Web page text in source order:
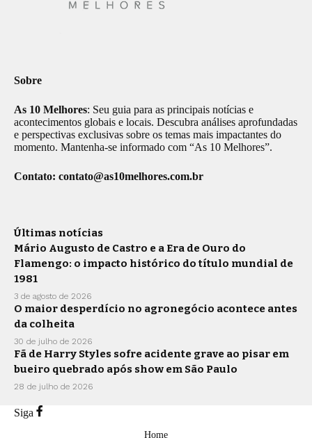
Sobre
As 10 Melhores: Seu guia para as principais notícias e
acontecimentos globais e locais. Descubra análises aprofundadas
e perspectivas exclusivas sobre os temas mais impactantes do
momento. Mantenha-se informado com “As 10 Melhores”.
Contato: contato@as10melhores.com.br
Últimas notícias
Mário Augusto de Castro e a Era de Ouro do
Flamengo: o impacto histórico do título mundial de
1981
3 de agosto de 2026
O maior desperdício no agronegócio acontece antes
da colheita
30 de julho de 2026
Fã de Harry Styles sofre acidente grave ao pisar em
bueiro quebrado após show em São Paulo
28 de julho de 2026
Siga
Home